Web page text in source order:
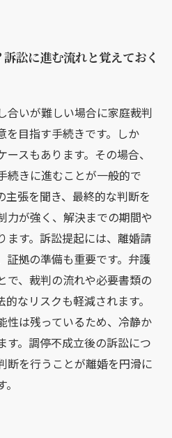
訟に進む流れと覚えておく
合いが難しい場合に家庭裁判
を目指す手続きです。しか
スもあります。その場合、
続きに進むことが一般的で
主張を聞き、最終的な判断を
力が強く、解決までの期間や
ます。訴訟提起には、離婚請
証拠の準備も重要です。弁護
で、裁判の流れや必要書類の
なリスクも軽減されます。
性は残っているため、冷静か
す。調停不成立後の訴訟につ
断を行うことが離婚を円滑に